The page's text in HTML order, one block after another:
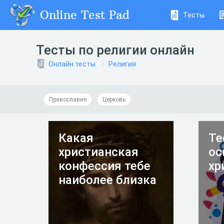
Online Test Pad Тесты
Тесты по религии онлайн
Онлайн тесты Религия
Православие Церковь
Какая
христианская
конфессия тебе
наиболее близка